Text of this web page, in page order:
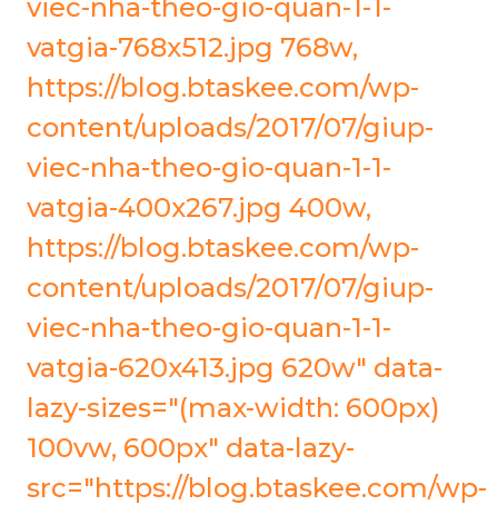
viec-nha-theo-gio-quan-1-1-
vatgia-768x512.jpg 768w,
https://blog.btaskee.com/wp-
content/uploads/2017/07/giup-
viec-nha-theo-gio-quan-1-1-
vatgia-400x267.jpg 400w,
https://blog.btaskee.com/wp-
content/uploads/2017/07/giup-
viec-nha-theo-gio-quan-1-1-
vatgia-620x413.jpg 620w" data-
lazy-sizes="(max-width: 600px)
100vw, 600px" data-lazy-
src="https://blog.btaskee.com/wp-